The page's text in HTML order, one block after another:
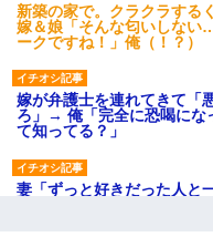
新築の家で。クラクラする
嫁＆娘「そんな匂いしない
ークですね！」俺（！？）
嫁が弁護士を連れてきて「
ろ」→ 俺「完全に恐喝にな
て知ってる？」
妻「ずっと好きだった人と